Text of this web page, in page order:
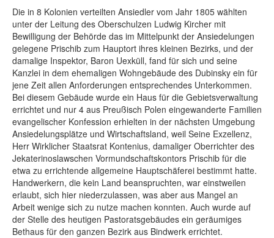
Die in 8 Kolonien verteilten Ansiedler vom Jahr 1805 wählten
unter der Leitung des Oberschulzen Ludwig Kircher mit
Bewilligung der Behörde das im Mittelpunkt der Ansiedelungen
gelegene Prischib zum Hauptort ihres kleinen Bezirks, und der
damalige Inspektor, Baron Uexküll, fand für sich und seine
Kanzlei in dem ehemaligen Wohngebäude des Dubinsky ein für
jene Zeit allen Anforderungen entsprechendes Unterkommen.
Bei diesem Gebäude wurde ein Haus für die Gebietsverwaltung
errichtet und nur 4 aus Preußisch Polen eingewanderte Familien
evangelischer Konfession erhielten in der nächsten Umgebung
Ansiedelungsplätze und Wirtschaftsland, weil Seine Exzellenz,
Herr Wirklicher Staatsrat Kontenius, damaliger Oberrichter des
Jekaterinoslawschen Vormundschaftskontors Prischib für die
etwa zu errichtende allgemeine Hauptschäferei bestimmt hatte.
Handwerkern, die kein Land beanspruchten, war einstweilen
erlaubt, sich hier niederzulassen, was aber aus Mangel an
Arbeit wenige sich zu nutze machen konnten. Auch wurde auf
der Stelle des heutigen Pastoratsgebäudes ein geräumiges
Bethaus für den ganzen Bezirk aus Bindwerk errichtet.